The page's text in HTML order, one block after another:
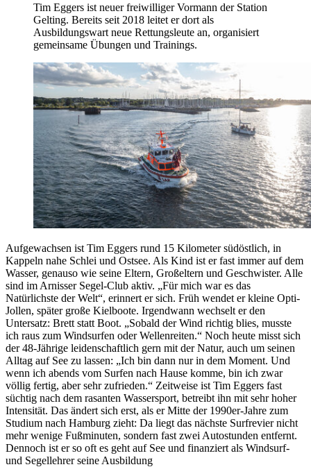
Tim Eggers ist neuer freiwilliger Vormann der Station
Gelting. Bereits seit 2018 leitet er dort als
Ausbildungswart neue Rettungsleute an, organisiert
gemeinsame Übungen und Trainings.
Aufgewachsen ist Tim Eggers rund 15 Kilometer südöstlich, in
Kappeln nahe Schlei und Ostsee. Als Kind ist er fast immer auf dem
Wasser, genauso wie seine Eltern, Großeltern und Geschwister. Alle
sind im Arnisser Segel-Club aktiv. „Für mich war es das
Natürlichste der Welt“, erinnert er sich. Früh wendet er kleine Opti-
Jollen, später große Kielboote. Irgendwann wechselt er den
Untersatz: Brett statt Boot. „Sobald der Wind richtig blies, musste
ich raus zum Windsurfen oder Wellenreiten.“ Noch heute misst sich
der 48-Jährige leidenschaftlich gern mit der Natur, auch um seinen
Alltag auf See zu lassen: „Ich bin dann nur in dem Moment. Und
wenn ich abends vom Surfen nach Hause komme, bin ich zwar
völlig fertig, aber sehr zufrieden.“ Zeitweise ist Tim Eggers fast
süchtig nach dem rasanten Wassersport, betreibt ihn mit sehr hoher
Intensität. Das ändert sich erst, als er Mitte der 1990er-Jahre zum
Studium nach Hamburg zieht: Da liegt das nächste Surfrevier nicht
mehr wenige Fußminuten, sondern fast zwei Autostunden entfernt.
Dennoch ist er so oft es geht auf See und finanziert als Windsurf-
und Segellehrer seine Ausbildung